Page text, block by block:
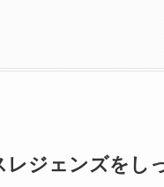
レジェンズをし